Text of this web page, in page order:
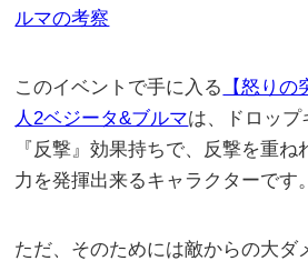
ルマの考察
このイベントで手に入る
【怒り
人2ベジータ&ブルマは、ドロップ
『反撃』効果持ちで、反撃を重ね
力を発揮出来るキャラクターです。
ただ、そのためには敵からの大ダ